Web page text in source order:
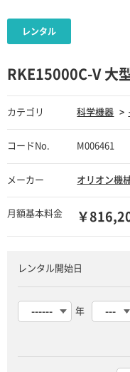
RKE15000C-V 大
カテゴリ 科学機器
コードNo. M006461
メーカー オリオン機
月額基本料金 ￥
レンタル開始日
年